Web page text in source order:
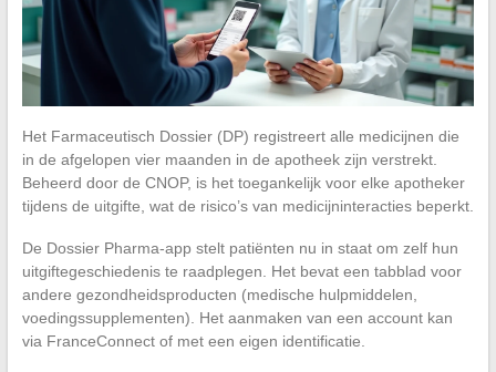
Het Farmaceutisch Dossier (DP) registreert alle medicijnen die
in de afgelopen vier maanden in de apotheek zijn verstrekt.
Beheerd door de CNOP, is het toegankelijk voor elke apotheker
tijdens de uitgifte, wat de risico’s van medicijninteracties beperkt.
De Dossier Pharma-app stelt patiënten nu in staat om zelf hun
uitgiftegeschiedenis te raadplegen. Het bevat een tabblad voor
andere gezondheidsproducten (medische hulpmiddelen,
voedingssupplementen). Het aanmaken van een account kan
via FranceConnect of met een eigen identificatie.